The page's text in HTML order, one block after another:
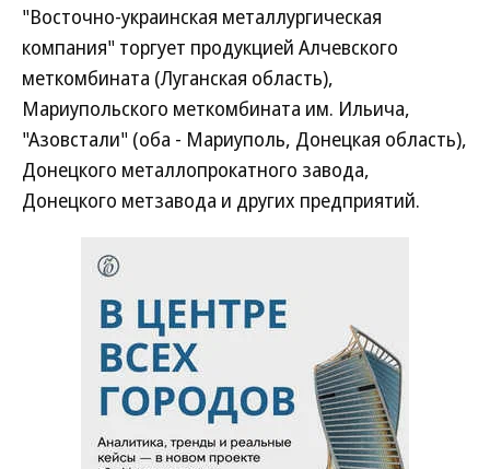
"Восточно-украинская металлургическая
компания" торгует продукцией Алчевского
меткомбината (Луганская область),
Мариупольского меткомбината им. Ильича,
"Азовстали" (оба - Мариуполь, Донецкая область),
Донецкого металлопрокатного завода,
Донецкого метзавода и других предприятий.